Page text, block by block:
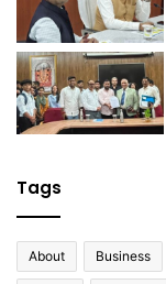
Tags
About Business